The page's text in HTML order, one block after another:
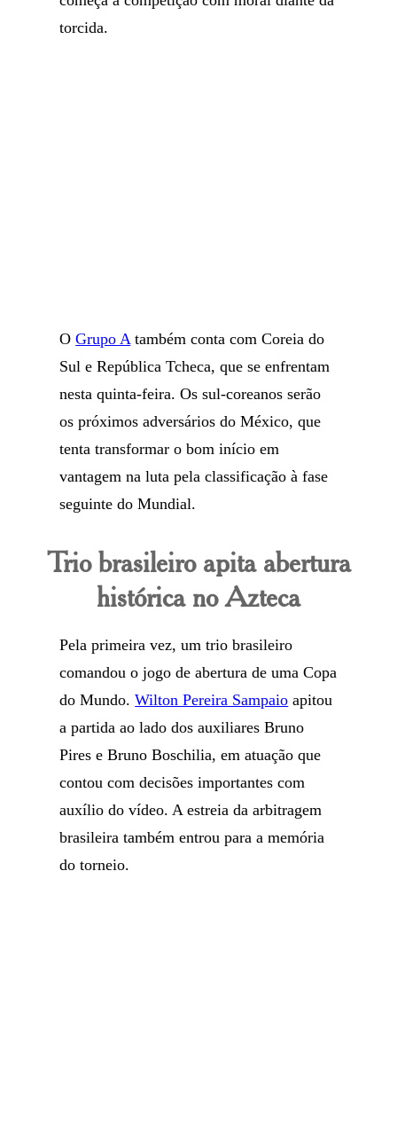
torcida.
OGrupo Atambém conta com Coreia do
Sul e República Tcheca, que se enfrentam
nesta quinta-feira. Os sul-coreanos serão
os próximos adversários do México, que
tenta transformar o bom início em
vantagem na luta pela classificação à fase
seguinte do Mundial.
Trio brasileiro apita abertura
histórica no Azteca
Pela primeira vez, um trio brasileiro
comandou o jogo de abertura de uma Copa
do Mundo.Wilton Pereira Sampaio apitou
a partida ao lado dos auxiliares Bruno
Pires e Bruno Boschilia, em atuação que
contou com decisões importantes com
auxílio do vídeo. A estreia da arbitragem
brasileira também entrou para a memória
do torneio.